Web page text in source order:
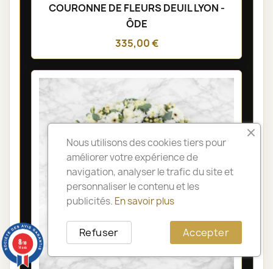
COURONNE DE FLEURS DEUIL LYON -
ÔDE
335,00 €
Nous utilisons des cookies tiers pour
améliorer votre expérience de
navigation, analyser le trafic du site et
personnaliser le contenu et les
publicités. En savoir plus
Accepter
Refuser
8/10
14 avis